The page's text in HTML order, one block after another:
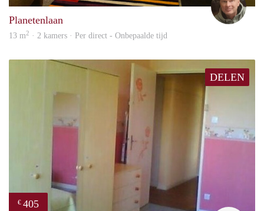
Planetenlaan
13 m2 · 2 kamers · Per direct - Onbepaalde tijd
DELEN
€ 405